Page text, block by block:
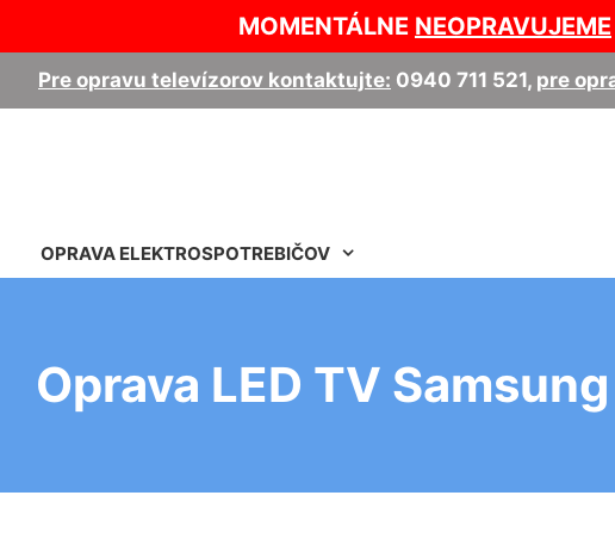
MOMENTÁLNE NEOPRAVUJEME
Pre opravu televízorov kontaktujte: 0940 711 521, pre
OPRAVA ELEKTROSPOTREBIČOV
Oprava LED TV